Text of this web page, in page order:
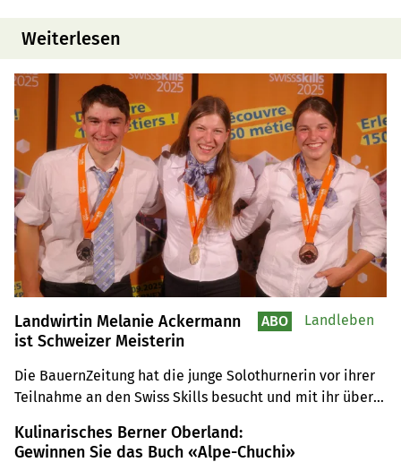
Weiterlesen
Landwirtin Melanie Ackermann
ist Schweizer Meisterin
Die BauernZeitung hat die junge Solothurnerin vor ihrer
Teilnahme an den Swiss Skills besucht und mit ihr über
Siegerin von Bern nach Hause.
ABO Landleben
Kulinarisches Berner Oberland:
Gewinnen Sie das Buch «Alpe-Chuchi»